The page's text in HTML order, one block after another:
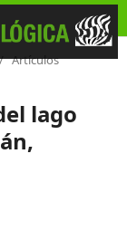
Artículos
lago